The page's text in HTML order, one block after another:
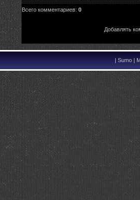
Всего комментариев: 0
Добавлять
| Sumo |